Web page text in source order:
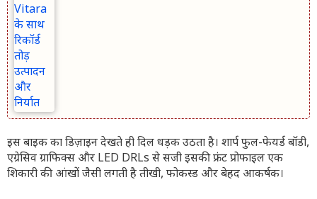
इस बाइक का डिज़ाइन देखते ही दिल धड़क उठता है। शार्प फुल-फेयर्ड बॉडी,
एग्रेसिव ग्राफिक्स और LED DRLs से सजी इसकी फ्रंट प्रोफाइल एक
शिकारी की आंखों जैसी लगती है तीखी, फोकस्ड और बेहद आकर्षक।